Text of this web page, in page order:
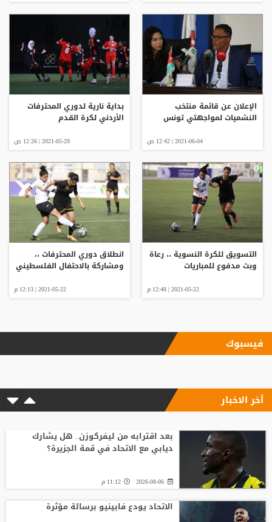
الإعلان عن قائمة منتخب
النشميات لمواجهتي تونس
2021-06-04 | 12:42 ص
بداية نارية لدوري المحترفات
الأردني لكرة القدم
2021-05-29 | 12:26 ص
التسويق للكرة النسوية ،، رعاة
وبث مدفوع للمباريات
2021-05-22 | 12:48 م
انطلاق دوري المحترفات ،،
ومشاركة بالاحتفال الفلسطيني
2021-05-22 | 12:13 م
فيسبوك
آخر الاخبار
بعد اقترابه من ليفركوزن.. هل يشارك
ديابي مع الاتحاد في قمة الجزيرة؟
2026-08-06 11:12 م
الاتحاد يودع فابينيو برسالة مؤثرة